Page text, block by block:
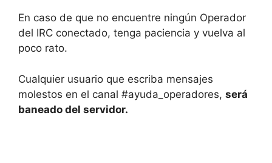
En caso de que no encuentre ningún Operador
del IRC conectado, tenga paciencia y vuelva al
poco rato.
Cualquier usuario que escriba mensajes
molestos en el canal #ayuda_operadores, será
baneado del servidor.